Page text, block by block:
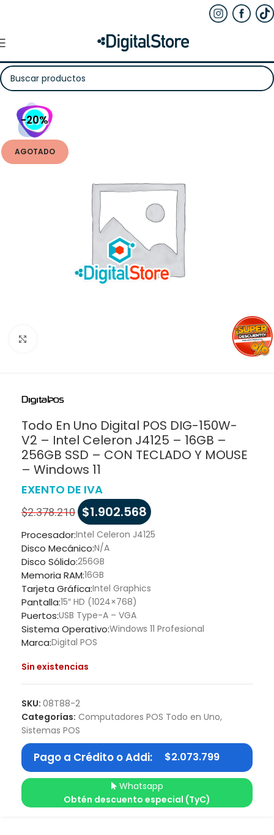
-20%
AGOTADO
Todo En Uno Digital POS DIG-150W-
V2 – Intel Celeron J4125 – 16GB –
256GB SSD – CON TECLADO Y MOUSE
– Windows 11
EXENTO DE IVA
$2.378.210 $1.902.568
Procesador:Intel Celeron J4125
Disco Mecánico:N/A
Disco Sólido:256GB
Memoria RAM:16GB
Tarjeta Gráfica:Intel Graphics
Pantalla:15″ HD (1024×768)
Puertos:USB Type-A – VGA
Sistema Operativo:Windows 11 Profesional
Marca:Digital POS
Sin existencias
SKU: 08T88-2
Categorías: Computadores POS Todo en Uno,
Sistemas POS
Pago a Crédito o Addi: $2.073.799
Whatsapp
Obtén descuento especial (TyC)